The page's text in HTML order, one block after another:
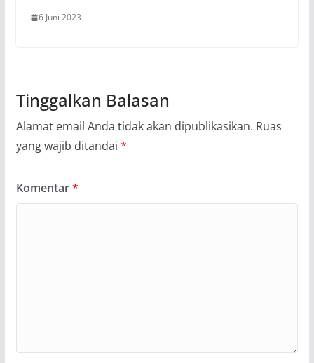
6 Juni 2023
Tinggalkan Balasan
Alamat email Anda tidak akan dipublikasikan. Ruas
yang wajib ditandai *
Komentar*